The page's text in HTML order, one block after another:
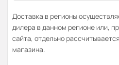
Доставка в регионы
дилера в данном регионе или,
сайта, отдельно
магазина.